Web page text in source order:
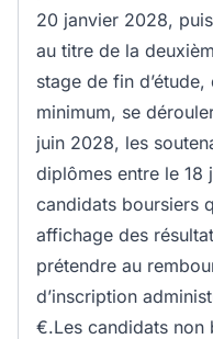
20 janvier 2028,
au titre de la
stage de fin
minimum, se
juin 2028, les
diplômes entre le 18
candidats boursiers
affichage des
prétendre au
d’inscription
€.Les candidats non